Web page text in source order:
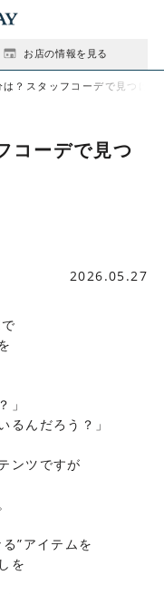
お店の情報を見る
は？スタッフコーデで見つけ
コーデで見つ
2026.05.27
」
るんだろう？」
ンツですが
”アイテムを
を